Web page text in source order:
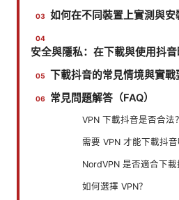
如何在不同裝置上實測與安
安全與隱私：在下載與使用抖
下載抖音的常見情境與實戰
常見問題解答（FAQ）
VPN 下載抖音是否合法？
需要 VPN 才能下載抖音
NordVPN 是否適合下載
如何選擇 VPN？